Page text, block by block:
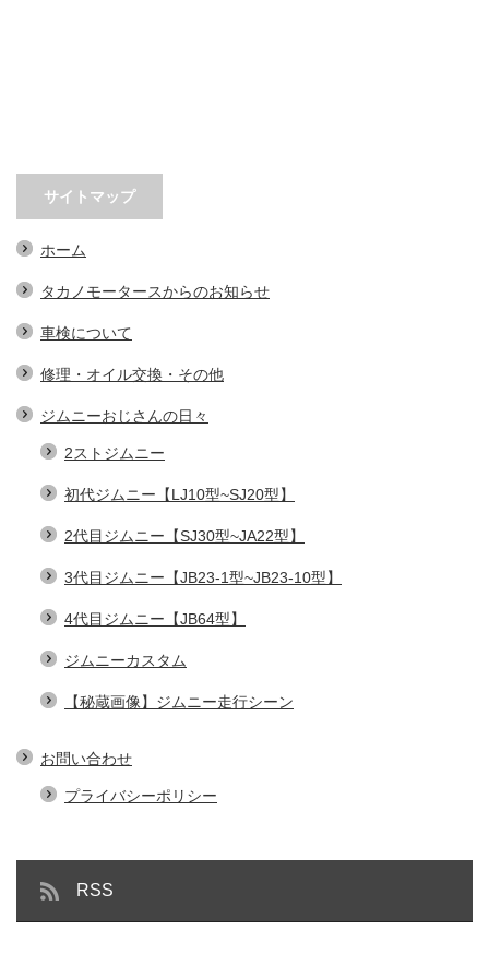
サイトマップ
ホーム
タカノモータースからのお知らせ
車検について
修理・オイル交換・その他
ジムニーおじさんの日々
2ストジムニー
初代ジムニー【LJ10型~SJ20型】
2代目ジムニー【SJ30型~JA22型】
3代目ジムニー【JB23-1型~JB23-10型】
4代目ジムニー【JB64型】
ジムニーカスタム
【秘蔵画像】ジムニー走行シーン
お問い合わせ
プライバシーポリシー
RSS